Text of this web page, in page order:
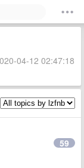
04-12 02:47:18
59